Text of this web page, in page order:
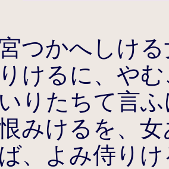
つかへしけ
りけるに、や
いりたちて言
みけるを、
ば、よみ侍りけ